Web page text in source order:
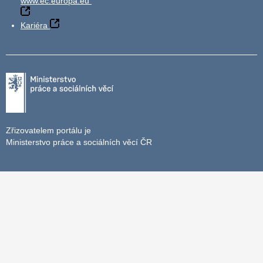
Kariéra
Zřizovatelem portálu je
Ministerstvo práce a sociálních věcí ČR